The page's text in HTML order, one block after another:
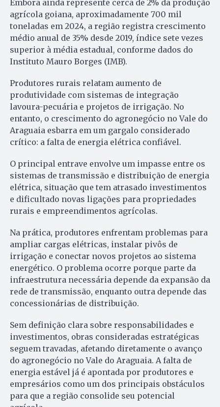
Embora ainda represente cerca de 2% da produção
agrícola goiana, aproximadamente 700 mil
toneladas em 2024, a região registra crescimento
médio anual de 35% desde 2019, índice sete vezes
superior à média estadual, conforme dados do
Instituto Mauro Borges (IMB).
Produtores rurais relatam aumento de
produtividade com sistemas de integração
lavoura-pecuária e projetos de irrigação. No
entanto, o crescimento do agronegócio no Vale do
Araguaia esbarra em um gargalo considerado
crítico: a falta de energia elétrica confiável.
O principal entrave envolve um impasse entre os
sistemas de transmissão e distribuição de energia
elétrica, situação que tem atrasado investimentos
e dificultado novas ligações para propriedades
rurais e empreendimentos agrícolas.
Na prática, produtores enfrentam problemas para
ampliar cargas elétricas, instalar pivôs de
irrigação e conectar novos projetos ao sistema
energético. O problema ocorre porque parte da
infraestrutura necessária depende da expansão da
rede de transmissão, enquanto outra depende das
concessionárias de distribuição.
Sem definição clara sobre responsabilidades e
investimentos, obras consideradas estratégicas
seguem travadas, afetando diretamente o avanço
do agronegócio no Vale do Araguaia. A falta de
energia estável já é apontada por produtores e
empresários como um dos principais obstáculos
para que a região consolide seu potencial